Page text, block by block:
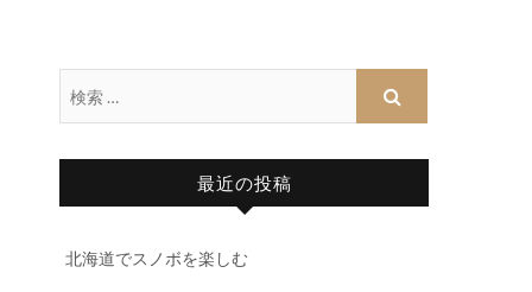
最近の投稿
北海道でスノボを楽しむ